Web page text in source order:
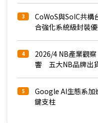
3
CoWoS與SoIC共
合強化系統級封裝
4
2026/4 NB產業觀
響 五大NB品牌出
5
Google AI生態系
鍵支柱